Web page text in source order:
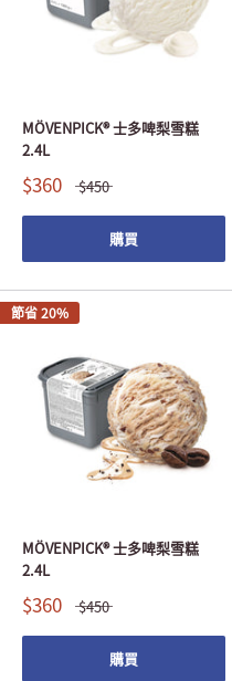
MÖVENPICK® 士多啤梨雪糕
2.4L
$360 $450
購買
節省 20%
MÖVENPICK® 士多啤梨雪糕
2.4L
$360 $450
購買